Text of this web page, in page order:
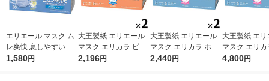
エリエール マスク ム
レ爽快 息しやすい
プリーツ型 幅広耳ゴ
1,580円
大王製紙 エリエール
マスク エリカラ ピン
クベージュ ふつうサ
2,196円
大王製紙 エリエール
マスク エリカラ ホワ
イトナチュラル ふつ
2,440円
大王製紙 エ
マスク エリ
イトナチュラ
4,800円